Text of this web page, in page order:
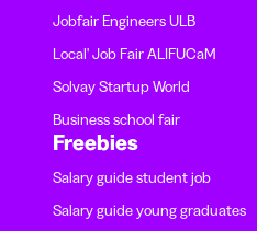
Jobfair Engineers ULB
Local' Job Fair ALIFUCaM
Solvay Startup World
Business school fair
Freebies
Salary guide student job
Salary guide young graduates